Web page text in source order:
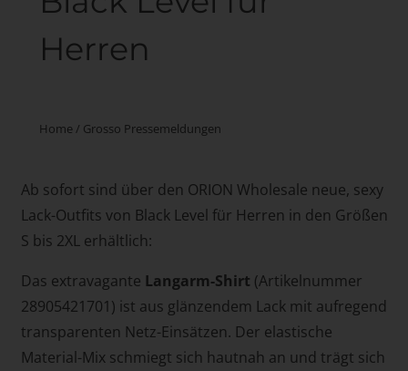
Herren
Home / Grosso Pressemeldungen
Ab sofort sind über den ORION Wholesale neue, sexy
Lack-Outfits von Black Level für Herren in den Größen
S bis 2XL erhältlich:
Das extravagante Langarm-Shirt (Artikelnummer
28905421701) ist aus glänzendem Lack mit aufregend
transparenten Netz-Einsätzen. Der elastische
Material-Mix schmiegt sich hautnah an und trägt sich